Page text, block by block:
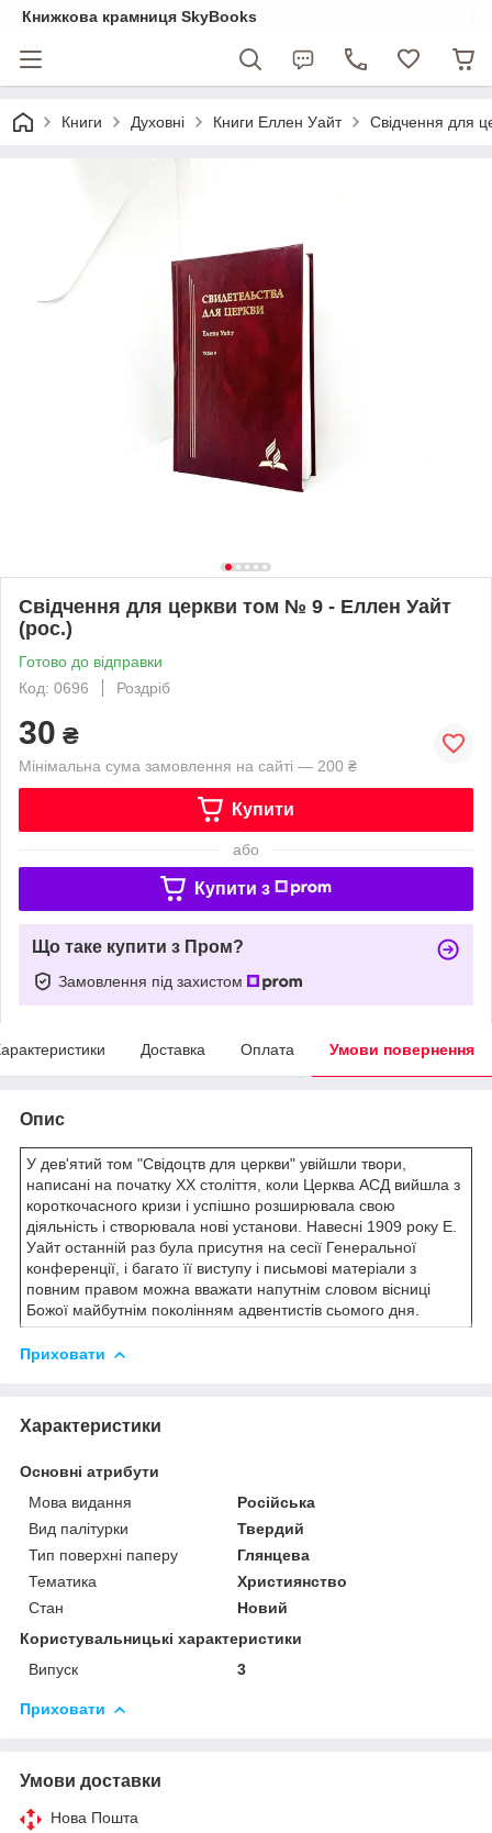
Книжкова крамниця SkyBooks
Книги Духовні Книги Еллен Уайт Свідчення для
Свідчення для церкви том № 9 - Еллен Уайт
(рос.)
Готово до відправки
Код: 0696
Роздріб
30 ₴
Мінімальна сума замовлення на сайті — 200 ₴
Купити
або
Купити з
Що таке купити з Пром?
Замовлення під захистом
Доставка Оплата Умови повернення
Опис
У дев'ятий том "Свідоцтв для церкви" увійшли твори,
написані на початку ХХ століття, коли Церква АСД вийшла з
короткочасного кризи і успішно розширювала свою
діяльність і створювала нові установи. Навесні 1909 року Е.
Уайт останній раз була присутня на сесії Генеральної
конференції, і багато її виступу і письмові матеріали з
повним правом можна вважати напутнім словом вісниці
Божої майбутнім поколінням адвентистів сьомого дня.
Приховати
Характеристики
Основні атрибути
Мова видання
Російська
Вид палітурки
Твердий
Тип поверхні паперу
Глянцева
Тематика
Християнство
Стан
Новий
Користувальницькі характеристики
Випуск
3
Приховати
Умови доставки
Нова Пошта